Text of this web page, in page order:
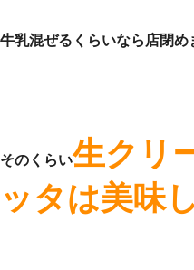
牛乳混ぜるくらいなら店閉め
そのくらい生クリ
ッタは美味